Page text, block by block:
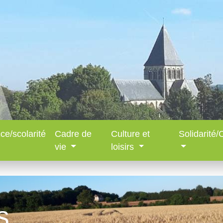
scolarité
Cadre de
vie
Culture et
loisirs
Solidarité/